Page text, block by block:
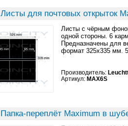
Листы для почтовых открыток
Листы с чёрным
одной стороны. 6
Предназначены для
формат 325x335 мм.
Производитель:
Артикул: MAX6S
Папка-переплёт Maximum в